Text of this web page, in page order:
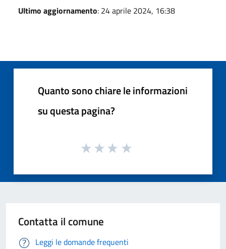
Ultimo aggiornamento: 24 aprile 2024, 16:38
Quanto sono chiare le informazioni
su questa pagina?
Contatta il comune
Leggi le domande frequenti